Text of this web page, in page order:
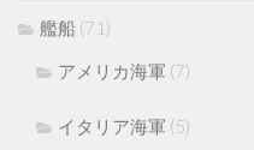
艦船 (71)
アメリカ海軍 (7)
イタリア海軍 (5)